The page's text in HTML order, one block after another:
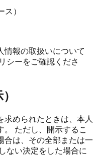
）
情報の取扱いについて
シーをご確認くださ
求められたときは、本人
。 ただし、開示するこ
合は、その全部または一
ない決定をした場合に